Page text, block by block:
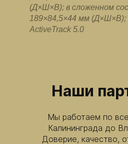
(Д×Ш×В); в сложенном
189×84,5×44 мм (Д×Ш×В);
ActiveTrack 5.0
Наши
Мы работаем по
Калининграда до
Доверие, качество,